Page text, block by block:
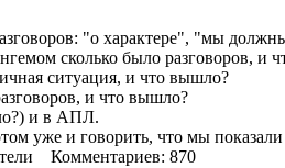
"о характере", "мы
сколько было разговоров, и
ситуация, и что вышло?
и что вышло?
и в АПЛ.
уже и говорить, что мы
Комментариев: 870